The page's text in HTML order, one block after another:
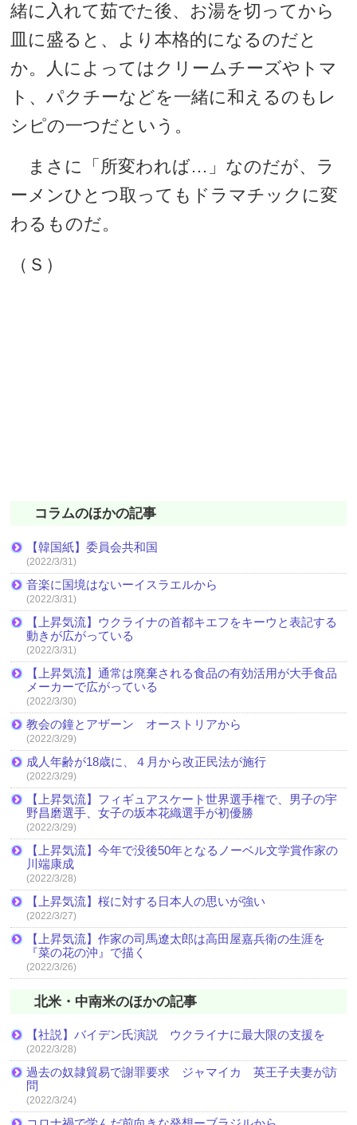
緒に入れて茹でた後、お湯を切ってから
皿に盛ると、より本格的になるのだと
か。人によってはクリームチーズやトマ
ト、パクチーなどを一緒に和えるのもレ
シピの一つだという。
まさに「所変われば…」なのだが、ラ
ーメンひとつ取ってもドラマチックに変
わるものだ。
（Ｓ）
コラムのほかの記事
【韓国紙】委員会共和国
(2022/3/31)
音楽に国境はないーイスラエルから
(2022/3/31)
【上昇気流】ウクライナの首都キエフをキーウと表記する
動きが広がっている
(2022/3/31)
【上昇気流】通常は廃棄される食品の有効活用が大手食品
メーカーで広がっている
(2022/3/30)
教会の鐘とアザーン オーストリアから
(2022/3/29)
成人年齢が18歳に、４月から改正民法が施行
(2022/3/29)
【上昇気流】フィギュアスケート世界選手権で、男子の宇
野昌磨選手、女子の坂本花織選手が初優勝
(2022/3/29)
【上昇気流】今年で没後50年となるノーベル文学賞作家の
川端康成
(2022/3/28)
【上昇気流】桜に対する日本人の思いが強い
(2022/3/27)
【上昇気流】作家の司馬遼太郎は高田屋嘉兵衛の生涯を
『菜の花の沖』で描く
(2022/3/26)
北米・中南米のほかの記事
【社説】バイデン氏演説 ウクライナに最大限の支援を
(2022/3/28)
過去の奴隷貿易で謝罪要求 ジャマイカ 英王子夫妻が訪
問
(2022/3/24)